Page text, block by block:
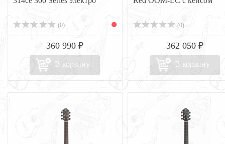
(0)
360 990 ₽
В корзину
(0)
362 050 ₽
В корзину